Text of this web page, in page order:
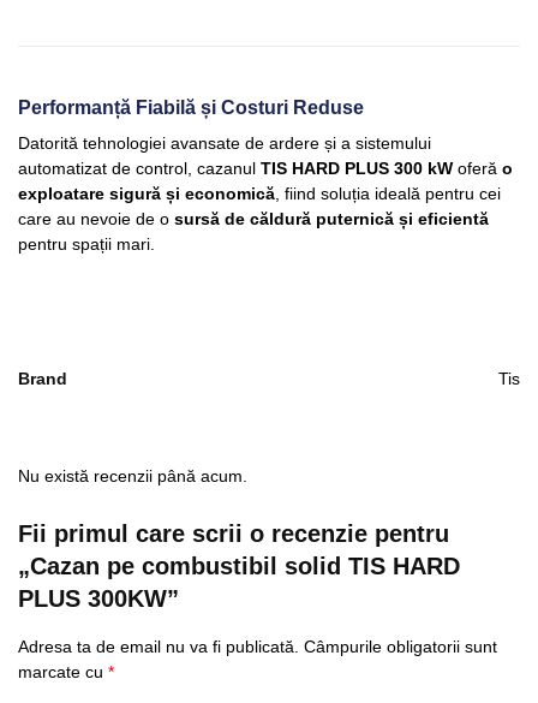
Performanță Fiabilă și Costuri Reduse
Datorită tehnologiei avansate de ardere și a sistemului
automatizat de control, cazanul TIS HARD PLUS 300 kW oferă o
exploatare sigură și economică , fiind soluția ideală pentru cei
care au nevoie de o sursă de căldură puternică și eficientă
pentru spații mari.
Brand Tis
Nu există recenzii până acum.
Fii primul care scrii o recenzie pentru
„Cazan pe combustibil solid TIS HARD
PLUS 300KW”
Adresa ta de email nu va fi publicată. Câmpurile obligatorii sunt
marcate cu *